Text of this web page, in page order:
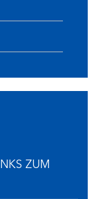
ZUM